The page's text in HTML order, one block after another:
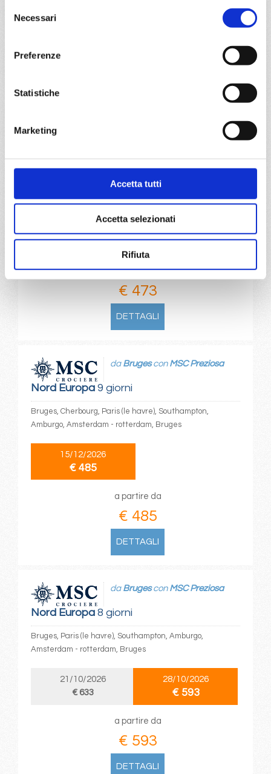
delNecessari
Preferenze
Statistiche
Marketing
Accetta tutti
Accetta selezionati
Rifiuta
Nord Europa
Amsterdam - rotterdam, Bruges
€ 473
€ 473
€ 473
€ 503
€ 853
a partire da
€ 473
DETTAGLI
Nord Europa9 giorni
da Brugescon MSC Preziosa
Bruges, Cherbourg, Paris (le havre), Southampton,
Amburgo, Amsterdam - rotterdam, Bruges
15/12/2026
€ 485
a partire da
€ 485
DETTAGLI
Nord Europa8 giorni
da Brugescon MSC Preziosa
Bruges, Paris (le havre), Southampton, Amburgo,
Amsterdam - rotterdam, Bruges
21/10/2026
€ 633
28/10/2026
€ 593
a partire da
€ 593
DETTAGLI